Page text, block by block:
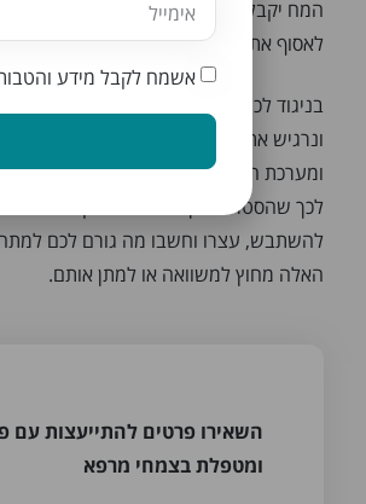
המח יקבל איתות: “האט את הקצב.” סטרס
לאסוף את עצמנו ולהתרכז במשימה
בניגוד לכך, אם הסטרס מתארך, מתחילות
ונרגיש את ההשפעה בכמה וכמה מישורים:
ומערכת העיכול, קשיי פריון, מחלות
לכך שהסטרס הפך מבריא למזיק היא
להשתבש, עצרו וחשבו מה גורם לכם למתח
האלה מחוץ למשוואה או למתן אותם.
השאירו פרטים להתייעצות עם
ומטפלת בצמחי מרפא
אשמח לקבל מידע